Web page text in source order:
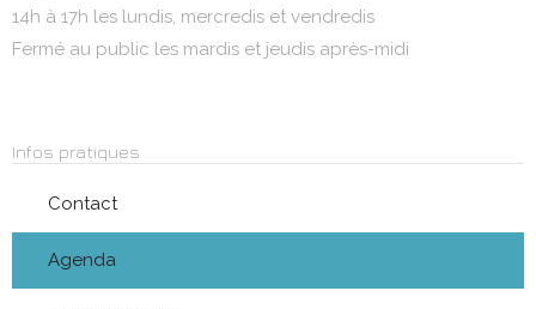
14h à 17h les lundis, mercredis et vendredis
Fermé au public les mardis et jeudis après-midi
Infos pratiques
Contact
Agenda